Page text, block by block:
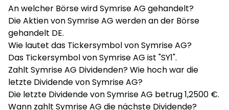
An welcher Börse wird Symrise AG gehandelt?
Die Aktien von Symrise AG werden an der Börse
gehandelt DE.
Wie lautet das Tickersymbol von Symrise AG?
Das Tickersymbol von Symrise AG ist "SY1".
Zahlt Symrise AG Dividenden? Wie hoch war die
letzte Dividende von Symrise AG?
Die letzte Dividende von Symrise AG betrug 1,2500 €.
Wann zahlt Symrise AG die nächste Dividende?